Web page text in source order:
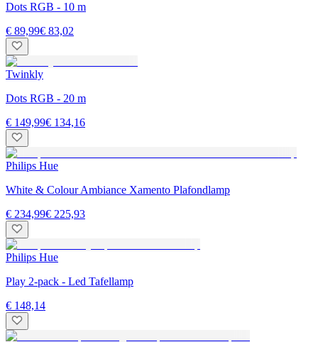
Dots RGB - 10 m
€ 89,99€ 83,02
Twinkly
Dots RGB - 20 m
€ 149,99€ 134,16
Philips Hue
White & Colour Ambiance Xamento Plafondlamp
€ 234,99€ 225,93
Philips Hue
Play 2-pack - Led Tafellamp
€ 148,14